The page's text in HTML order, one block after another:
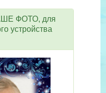
ФОТО, для
устройства